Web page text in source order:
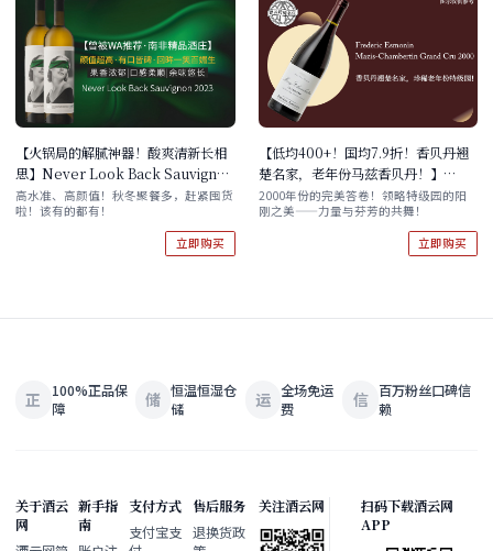
【火锅局的解腻神器！酸爽清新长相
思】Never Look Back Sauvignon
Blanc 2023 双支/六支原箱
高水准、高颜值！秋冬聚餐多，赶紧囤货
啦！该有的都有！
立即购买
【低均400+！国均7.9折！香贝丹翘
楚名家，老年份马兹香贝丹！】
Frederic Esmonin Mazis-
Chambertin Grand Cru 2000 现
2000年份的完美答卷！领略特级园的阳
刚之美——力量与芬芳的共舞！
立即购买
正
100%正品保
障
储 恒温恒湿仓
储
运 全场免运
费
信 百万粉丝口碑信
赖
关于酒云
网
新手指
南
支付方式
支付宝支
售后服务
退换货政
关注酒云网
扫码下载酒云网
APP